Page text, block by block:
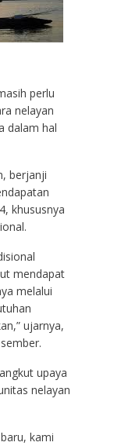
perlu
nelayan
dalam hal
berjanji
khususnya
mendapat
melalui
ujarnya,
upaya
nelayan
kami